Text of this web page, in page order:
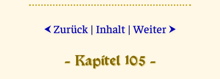
⮜ Zurück | Inhalt |Weiter ⮞
- Kapitel 105 -